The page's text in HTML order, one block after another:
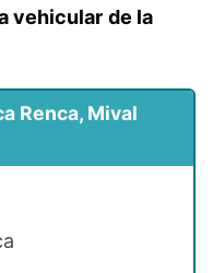
vehicular de la
Renca, Mival